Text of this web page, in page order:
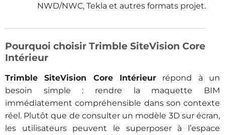
NWD/NWC, Tekla et autres formats projet.
Pourquoi choisir Trimble SiteVision Core
Intérieur
Trimble SiteVision Core Intérieur répond à un
besoin simple : rendre la maquette BIM
immédiatement compréhensible dans son contexte
réel. Plutôt que de consulter un modèle 3D sur écran,
les utilisateurs peuvent le superposer à l’espace